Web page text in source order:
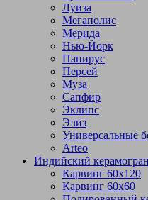
Луиза
Мегаполис
Мерида
Нью-Йорк
Папирус
Персей
Муза
Сапфир
Эклипс
Элиз
Универсальные
Arteo
Индийский
Карвинг 60х120
Карвинг 60х60